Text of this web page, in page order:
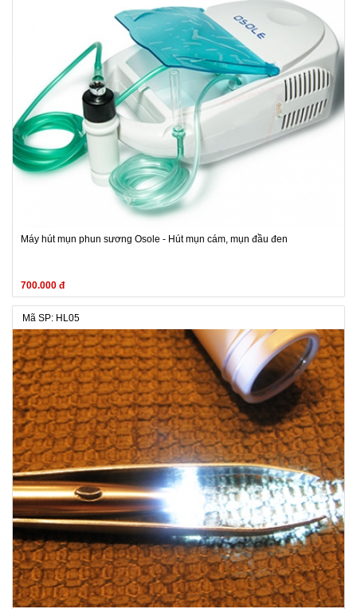
Máy hút mụn phun sương Osole - Hút mụn cám, mụn đầu đen
700.000 đ
Mã SP: HL05